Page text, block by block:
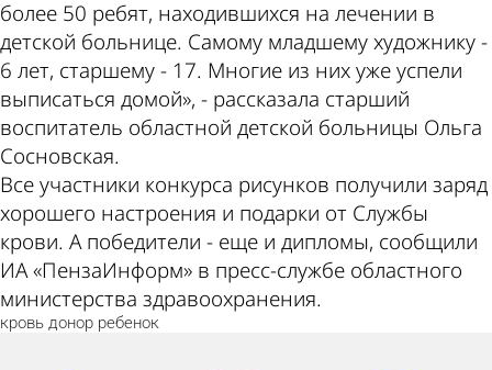
более 50 ребят, находившихся на лечении в
детской больнице. Самому младшему художнику -
6 лет, старшему - 17. Многие из них уже успели
выписаться домой», - рассказала старший
воспитатель областной детской больницы Ольга
Сосновская.
Все участники конкурса рисунков получили заряд
хорошего настроения и подарки от Службы
крови. А победители - еще и дипломы, сообщили
ИА «ПензаИнформ» в пресс-службе областного
министерства здравоохранения.
кровь донор ребенок